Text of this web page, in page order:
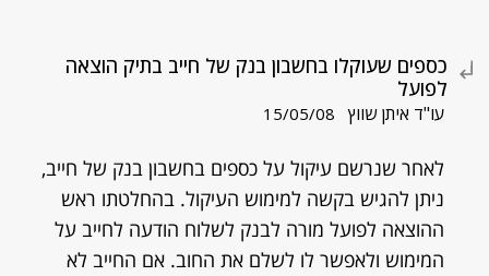
כספים שעוקלו בחשבון בנק של חייב בתיק הוצאה
לפועל
עו"ד איתן שווץ 15/05/08
לאחר שנרשם עיקול על כספים בחשבון בנק של חייב,
ניתן להגיש בקשה למימוש העיקול. בהחלטתו ראש
ההוצאה לפועל מורה לבנק לשלוח הודעה לחייב על
המימוש ולאפשר לו לשלם את החוב. אם החייב לא